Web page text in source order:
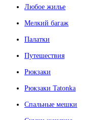
Любое жилье
Мелкий багаж
Палатки
Путешествия
Рюкзаки
Рюкзаки Tatonka
Спальные мешки